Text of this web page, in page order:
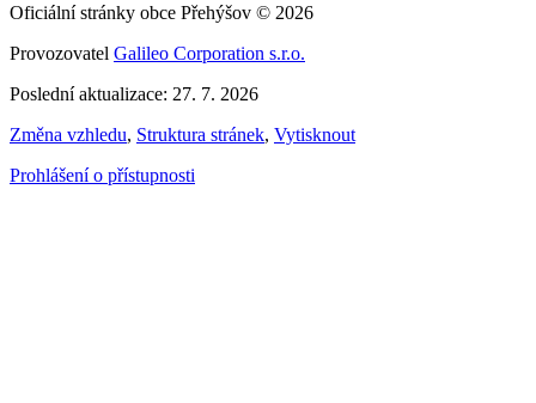
Oficiální stránky obce Přehýšov © 2026
Provozovatel Galileo Corporation s.r.o.
Poslední aktualizace: 27. 7. 2026
Změna vzhledu, Struktura stránek, Vytisknout
Prohlášení o přístupnosti